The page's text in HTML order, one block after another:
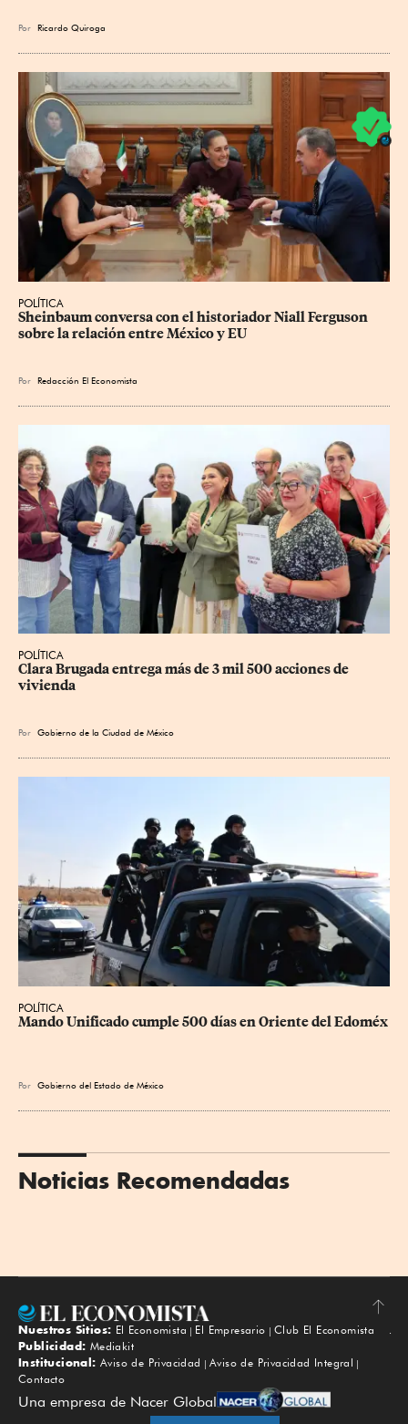
Por Ricardo Quiroga
POLÍTICA
Sheinbaum conversa con el historiador Niall Ferguson
sobre la relación entre México y EU
Por Redacción El Economista
POLÍTICA
Clara Brugada entrega más de 3 mil 500 acciones de
vivienda
Por Gobierno de la Ciudad de México
POLÍTICA
Mando Unificado cumple 500 días en Oriente del Edoméx
Por Gobierno del Estado de México
Noticias Recomendadas
Subir
Nuestros Sitios: El Economista El Empresario
Club El Economista
Publicidad: Mediakit
Institucional: Aviso de Privacidad
Aviso de Privacidad Integral
Contacto
Una empresa de Nacer Global